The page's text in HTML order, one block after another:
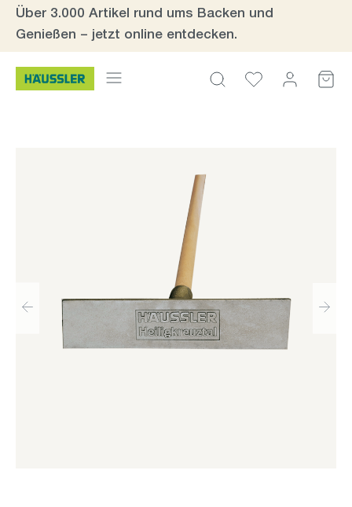
Zum Hauptinhalt springen
Über 3.000 Artikel rund ums Backen und
Genießen – jetzt online entdecken.